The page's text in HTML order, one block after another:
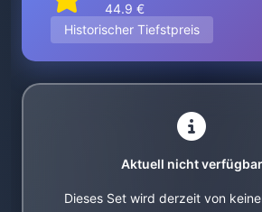
44.9 €
Historischer Tiefstpreis
Aktuell nicht verfügbar
Dieses Set wird derzeit von